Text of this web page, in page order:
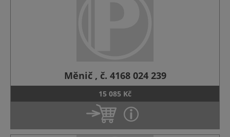
Měnič , č. 4168 024 239
15 085 Kč